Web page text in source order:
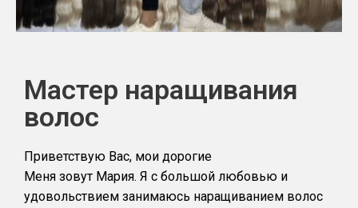
Мастер наращивания
волос
Приветствую Вас, мои дорогие
Меня зовут Мария. Я с большой любовью и
удовольствием занимаюсь наращиванием волос